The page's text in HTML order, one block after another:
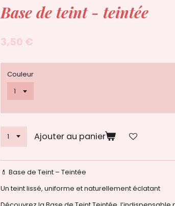
Base de teint - teintée
3,50 €
Couleur
Ajouter au panier
💄 Base de Teint – Teintée
Un teint lissé, uniforme et naturellement éclatant